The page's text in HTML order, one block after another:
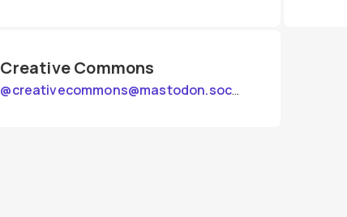
Creative Commons
@creativecommons@mastodon.social